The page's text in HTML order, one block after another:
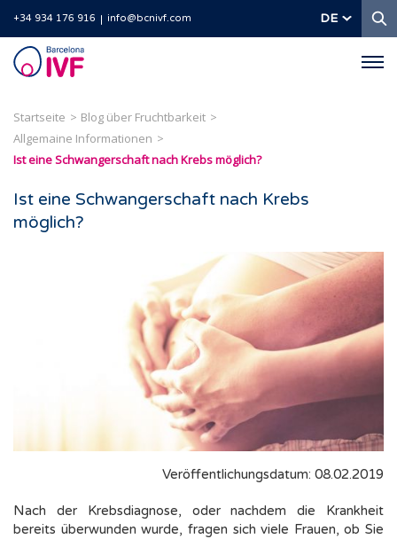
+34 934 176 916 info@bcnivf.com DE
Barcelona
IVF
Startseite
Blog über Fruchtbarkeit
Allgemaine Informationen
Ist eine Schwangerschaft nach Krebs möglich?
Ist eine Schwangerschaft nach Krebs
möglich?
Veröffentlichungsdatum: 08.02.2019
Nach der Krebsdiagnose, oder nachdem die Krankheit
bereits überwunden wurde, fragen sich viele Frauen, ob Sie